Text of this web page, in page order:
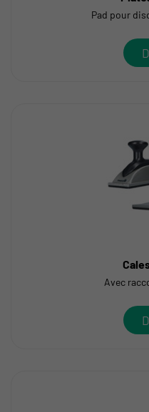
Pad pour
Avec